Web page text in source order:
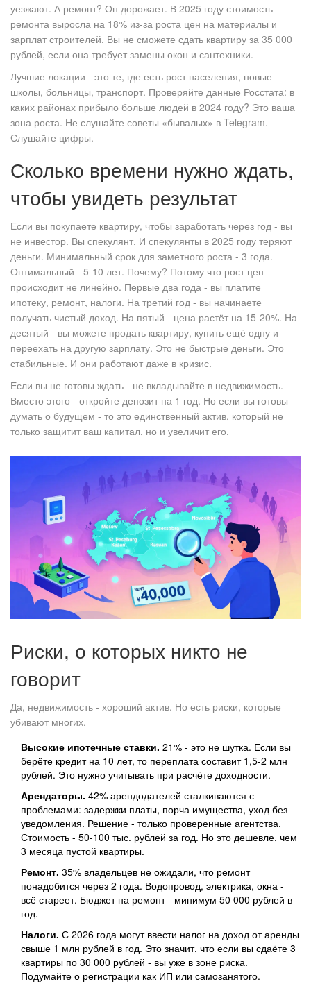
уезжают. А ремонт? Он дорожает. В 2025 году стоимость
ремонта выросла на 18% из-за роста цен на материалы и
зарплат строителей. Вы не сможете сдать квартиру за 35 000
рублей, если она требует замены окон и сантехники.
Лучшие локации - это те, где есть рост населения, новые
школы, больницы, транспорт. Проверяйте данные Росстата: в
каких районах прибыло больше людей в 2024 году? Это ваша
зона роста. Не слушайте советы «бывалых» в Telegram.
Слушайте цифры.
Сколько времени нужно ждать,
чтобы увидеть результат
Если вы покупаете квартиру, чтобы заработать через год - вы
не инвестор. Вы спекулянт. И спекулянты в 2025 году теряют
деньги. Минимальный срок для заметного роста - 3 года.
Оптимальный - 5-10 лет. Почему? Потому что рост цен
происходит не линейно. Первые два года - вы платите
ипотеку, ремонт, налоги. На третий год - вы начинаете
получать чистый доход. На пятый - цена растёт на 15-20%. На
десятый - вы можете продать квартиру, купить ещё одну и
переехать на другую зарплату. Это не быстрые деньги. Это
стабильные. И они работают даже в кризис.
Если вы не готовы ждать - не вкладывайте в недвижимость.
Вместо этого - откройте депозит на 1 год. Но если вы готовы
думать о будущем - то это единственный актив, который не
только защитит ваш капитал, но и увеличит его.
Риски, о которых никто не
говорит
Да, недвижимость - хороший актив. Но есть риски, которые
убивают многих.
Высокие ипотечные ставки. 21% - это не шутка. Если вы
берёте кредит на 10 лет, то переплата составит 1,5-2 млн
рублей. Это нужно учитывать при расчёте доходности.
Арендаторы. 42% арендодателей сталкиваются с
проблемами: задержки платы, порча имущества, уход без
уведомления. Решение - только проверенные агентства.
Стоимость - 50-100 тыс. рублей за год. Но это дешевле, чем
3 месяца пустой квартиры.
Ремонт. 35% владельцев не ожидали, что ремонт
понадобится через 2 года. Водопровод, электрика, окна -
всё стареет. Бюджет на ремонт - минимум 50 000 рублей в
год.
Налоги. С 2026 года могут ввести налог на доход от аренды
свыше 1 млн рублей в год. Это значит, что если вы сдаёте 3
квартиры по 30 000 рублей - вы уже в зоне риска.
Подумайте о регистрации как ИП или самозанятого.